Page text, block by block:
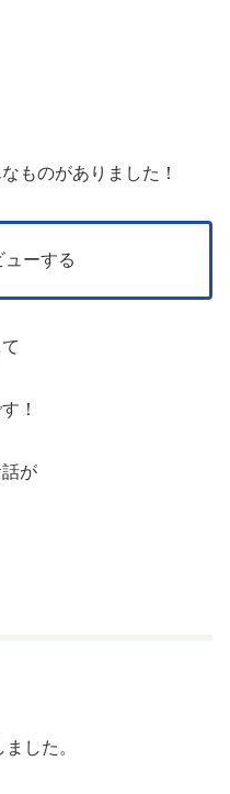
ものがありました！
ーする
！
が
した。